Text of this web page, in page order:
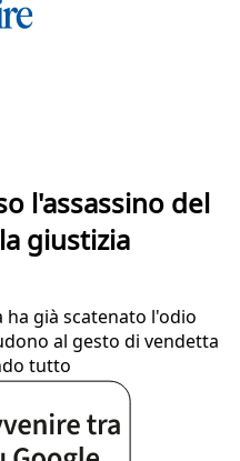
l'assassino del
giustizia
ha già scatenato l'odio
al gesto di vendetta
tutto